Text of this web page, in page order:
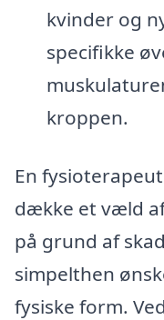
kvinder og
specifikke
kroppen.
En
dække et væld
på grund af
simpelthen
fysiske form.